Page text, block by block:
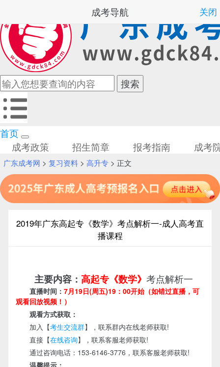
首页
成考政策
招生简章 报考指南 成考
广东成考网 > 复习资料> 高升专> 正文
2019年广东高起专《数学》考点解析一-成人高考直
播课程
主要内容： 高起专《数学》 考点解析一
直播时间： 7月19日(周五)19：00开始（如错过直播，可
观看回放视频！）
观看方式获取：
加入【考生交流群】，联系群内在线老师获取!
直接【在线咨询】，联系客服老师获取!
通过咨询电话：153-6146-3776，联系客服老师获取!
温馨提示：
成考导航 关闭